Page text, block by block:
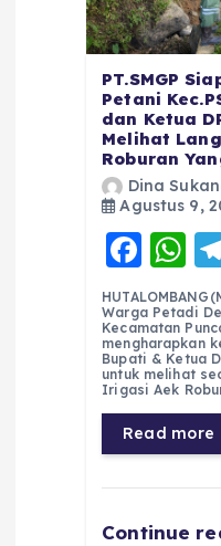
PT.SMGP
Petani
dan Ketua
Melihat
Roburan
Dina
Agustus 9,
F
a
c
e
b
o
o
k
W
h
a
ts
A
p
p
Warga Petadi
Kecamatan
mengharapkan
Bupati & Ketua
untuk melihat
Irigasi Aek
Read more
Continue